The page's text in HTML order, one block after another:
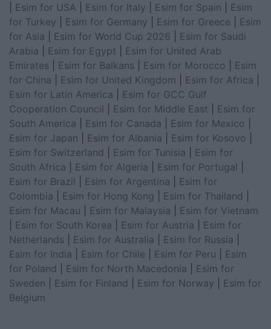
Esim for USA Esim for Italy Esim for Spain
Esim
for Turkey
Esim for Germany Esim for Greece
Esim
for Asia
Esim for World Cup 2026
Esim for Saudi
Arabia
Esim for Egypt
Esim for United Arab
Emirates
Esim for Balkans Esim for Morocco
Esim
for China
Esim for United Kingdom Esim for Africa
Esim for Latin America
Esim for GCC Gulf
Cooperation Council
Esim for Middle East
Esim for
South America
Esim for Canada Esim for Mexico
Esim for Japan
Esim for Albania Esim for Kosovo
Esim for Switzerland
Esim for Tunisia
Esim for
South Africa
Esim for Algeria Esim for Portugal
Esim for Brazil
Esim for Argentina
Esim for
Colombia
Esim for Hong Kong Esim for Thailand
Esim for Macau
Esim for Malaysia
Esim for Vietnam
Esim for South Korea Esim for Austria
Esim for
Netherlands
Esim for Australia Esim for Russia
Esim for India
Esim for Chile Esim for Peru
Esim
for Poland
Esim for North Macedonia
Esim for
Sweden
Esim for Finland Esim for Norway
Esim for
Belgium